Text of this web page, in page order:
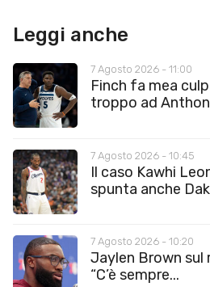
Leggi anche
7 Agosto 2026 - 11:00
Finch fa mea
troppo ad
7 Agosto 2026 - 10:45
Il caso Kawhi
spunta anche
7 Agosto 2026 - 10:20
Jaylen Brown sul
“C’è sempre...